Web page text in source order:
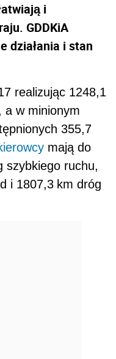
i
GDDKiA
działania i stan
realizując 1248,1
a w minionym
355,7
mają do
szybkiego ruchu,
i 1807,3 km dróg